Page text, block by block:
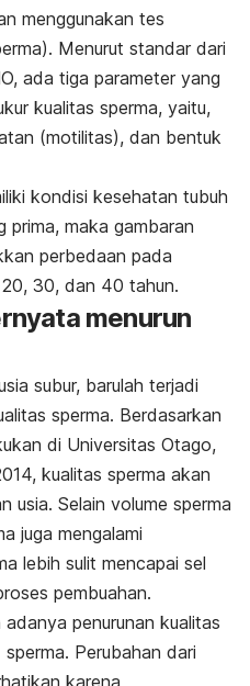
menggunakan tes
Menurut standar dari
ada tiga parameter yang
kualitas sperma, yaitu,
(motilitas), dan bentuk
kondisi kesehatan tubuh
prima, maka gambaran
perbedaan pada
30, dan 40 tahun.
menurun
subur, barulah terjadi
sperma. Berdasarkan
di Universitas Otago,
kualitas sperma akan
usia. Selain volume sperma
juga mengalami
lebih sulit mencapai sel
pembuahan.
penurunan kualitas
Perubahan dari
karena